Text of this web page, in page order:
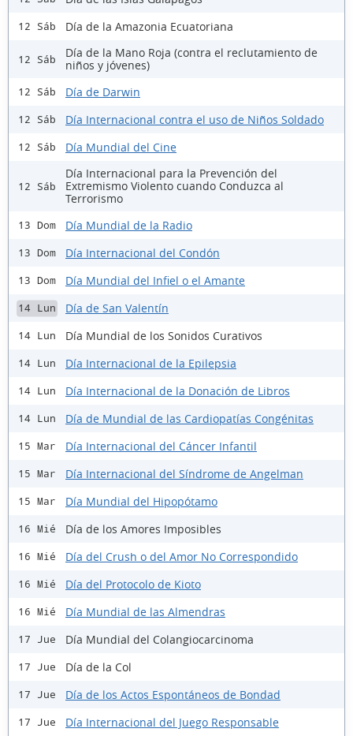
12 Sáb Día de la Amazonia Ecuatoriana
12 Sáb
Día de la Mano Roja (contra el reclutamiento de
niños y jóvenes)
12 Sáb Día de Darwin
12 Sáb Día Internacional contra el uso de Niños Soldado
12 Sáb Día Mundial del Cine
12 Sáb
Día Internacional para la Prevención del
Extremismo Violento cuando Conduzca al
Terrorismo
13 Dom Día Mundial de la Radio
13 Dom Día Internacional del Condón
13 Dom Día Mundial del Infiel o el Amante
14 Lun Día de San Valentín
14 Lun Día Mundial de los Sonidos Curativos
14 Lun Día Internacional de la Epilepsia
14 Lun Día Internacional de la Donación de Libros
14 Lun Día de Mundial de las Cardiopatías Congénitas
15 Mar Día Internacional del Cáncer Infantil
15 Mar Día Internacional del Síndrome de Angelman
15 Mar Día Mundial del Hipopótamo
16 Mié Día de los Amores Imposibles
16 Mié Día del Crush o del Amor No Correspondido
16 Mié Día del Protocolo de Kioto
16 Mié Día Mundial de las Almendras
17 Jue Día Mundial del Colangiocarcinoma
17 Jue Día de la Col
17 Jue Día de los Actos Espontáneos de Bondad
17 Jue Día Internacional del Juego Responsable